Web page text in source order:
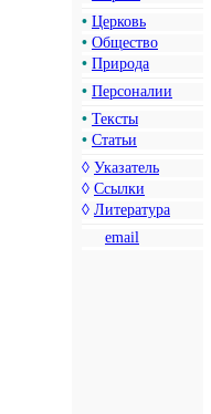
• Церковь
• Общество
• Природа
• Персоналии
• Тексты
• Статьи
◊ Указатель
◊ Ссылки
◊ Литература
email